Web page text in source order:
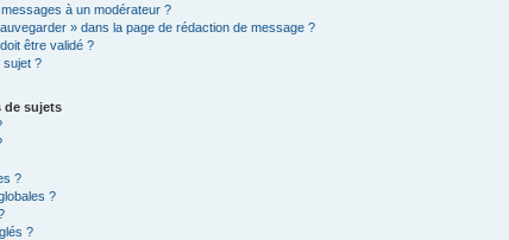
à un modérateur ?
» dans la page de rédaction de message ?
être validé ?
sujet ?
de sujets
?
?
?